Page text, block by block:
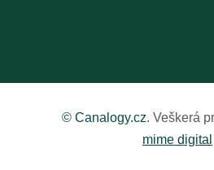
© Canalogy.cz. Veškerá
mime digital